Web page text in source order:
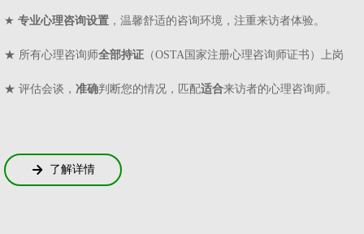
녒 了解详情
★ 专业心理咨询设置 ，温馨舒适的咨询环境，注重来访者体验。
★ 所有心理咨询师全部持证 （OSTA国家注册心理咨询师证书）上岗
★ 评估会谈， 准确判断您的情况，匹配适合来访者的心理咨询师。